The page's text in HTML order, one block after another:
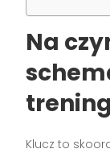
Na
Klucz to